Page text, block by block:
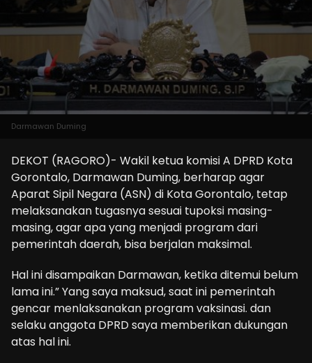
Darmawan Duming
DEKOT (RAGORO)- Wakil ketua komisi A DPRD Kota
Gorontalo, Darmawan Duming, berharap agar
Aparat Sipil Negara (ASN) di Kota Gorontalo, tetap
melaksanakan tugasnya sesuai tupoksi masing-
masing, agar apa yang menjadi program dari
pemerintah daerah, bisa berjalan maksimal.
Hal ini disampaikan Darmawan, ketika ditemui belum
lama ini.” Yang saya maksud, saat ini pemerintah
gencar menlaksanakan program vaksinasi. dan
selaku anggota DPRD saya memberikan dukungan
atas hal ini.